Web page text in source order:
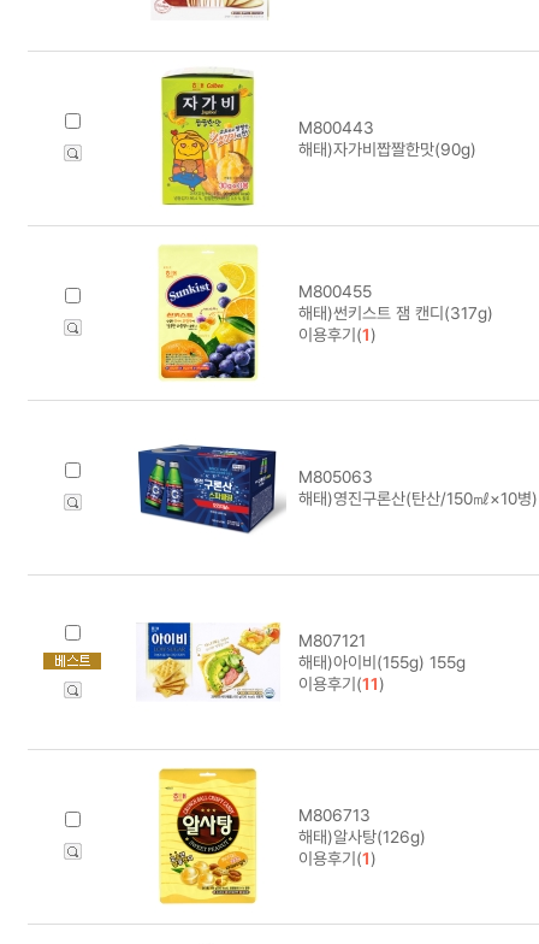
M800443
해태)자가비짭짤한맛(90g)
M800455
해태)썬키스트 잼 캔디(317g)
이용후기(1)
M805063
해태)영진구론산(탄산/150㎖×10병)
M807121
해태)아이비(155g) 155g
이용후기(11)
M806713
해태)알사탕(126g)
이용후기(1)